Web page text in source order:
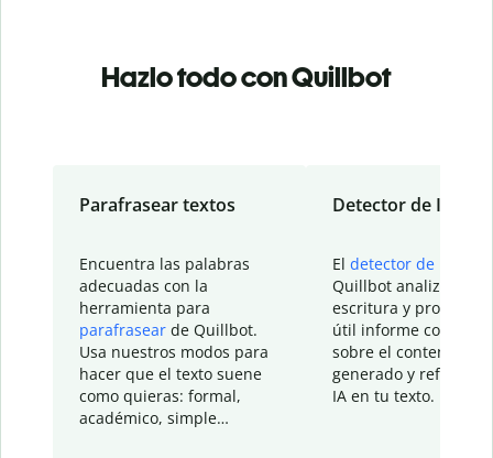
Hazlo todo con Quillbot
Parafrasear textos
Encuentra las palabras
adecuadas con la
herramienta para
parafrasear de Quillbot.
Usa nuestros modos para
hacer que el texto suene
como quieras: formal,
académico, simple…
Detector de IA
El detector de IA
Quillbot analiza tu
escritura y
útil informe con
sobre el contenido
generado y refinado
IA en tu texto.